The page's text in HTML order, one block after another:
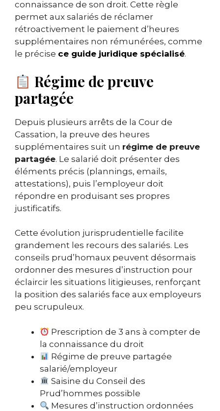
connaissance de son droit. Cette règle
permet aux salariés de réclamer
rétroactivement le paiement d’heures
supplémentaires non rémunérées, comme
le précise ce guide juridique spécialisé.
Régime de preuve
partagée
Depuis plusieurs arrêts de la Cour de
Cassation, la preuve des heures
supplémentaires suit un régime de preuve
partagée. Le salarié doit présenter des
éléments précis (plannings, emails,
attestations), puis l’employeur doit
répondre en produisant ses propres
justificatifs.
Cette évolution jurisprudentielle facilite
grandement les recours des salariés. Les
conseils prud’homaux peuvent désormais
ordonner des mesures d’instruction pour
éclaircir les situations litigieuses, renforçant
la position des salariés face aux employeurs
peu scrupuleux.
Prescription de 3 ans à compter de
la connaissance du droit
Régime de preuve partagée
salarié/employeur
Saisine du Conseil des
Prud’hommes possible
Mesures d’instruction ordonnées